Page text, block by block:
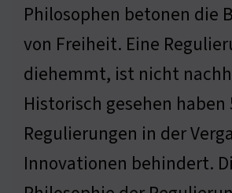
Philosophen betonen die
von Freiheit. Eine
diehemmt, ist nicht
Historisch gesehen haben
Regulierungen in der
Innovationen behindert.